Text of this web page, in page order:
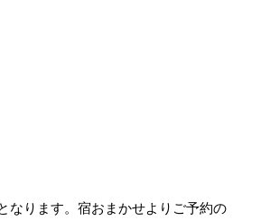
なります。宿おまかせよりご予約の